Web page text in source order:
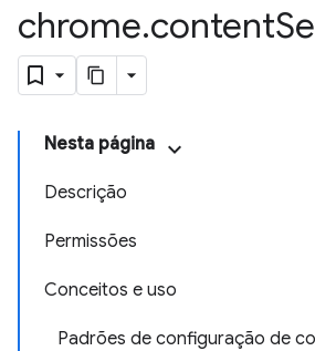
chrome.content
Nesta página
Descrição
Permissões
Conceitos e uso
Padrões de configuração de